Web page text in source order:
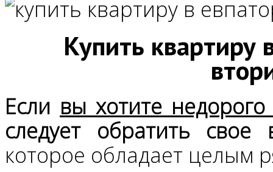
Купить квартиру
Если вы хотите
следует обратить
которое обладает целым